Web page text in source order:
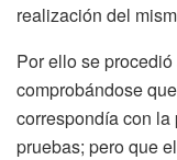
realización del
Por ello se
comprobándose
correspondía con
pruebas; pero que